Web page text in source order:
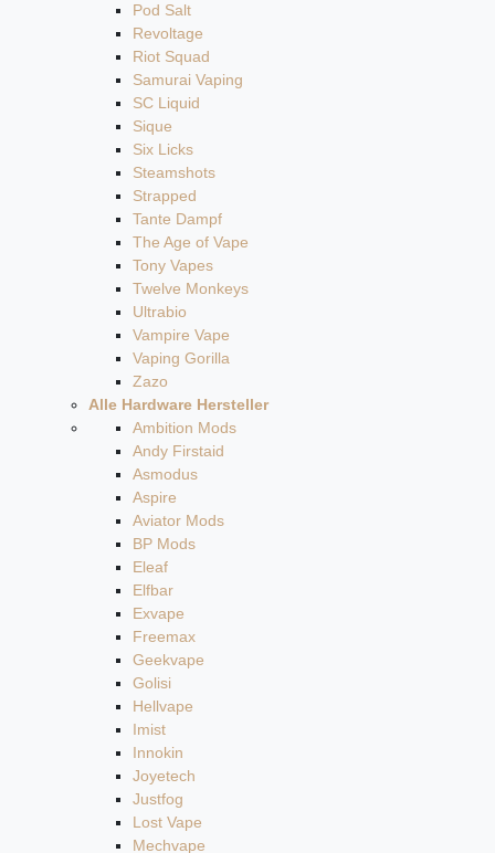
Pod Salt
Revoltage
Riot Squad
Samurai Vaping
SC Liquid
Sique
Six Licks
Steamshots
Strapped
Tante Dampf
The Age of Vape
Tony Vapes
Twelve Monkeys
Ultrabio
Vampire Vape
Vaping Gorilla
Zazo
Alle Hardware Hersteller
Ambition Mods
Andy Firstaid
Asmodus
Aspire
Aviator Mods
BP Mods
Eleaf
Elfbar
Exvape
Freemax
Geekvape
Golisi
Hellvape
Imist
Innokin
Joyetech
Justfog
Lost Vape
Mechvape